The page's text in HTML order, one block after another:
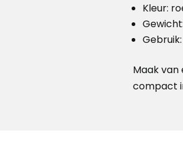
Kleur:
Maak
compact